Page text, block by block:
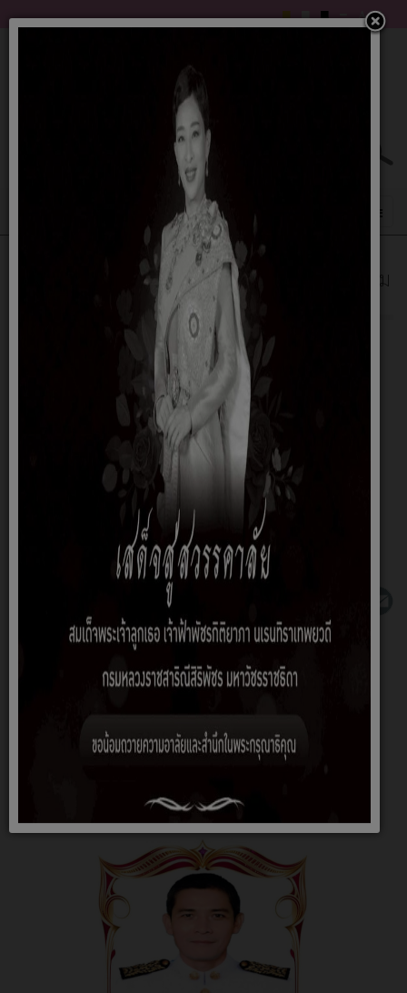
แผนพัฒนาท้องถิ่น 4 ปี (พ.ศ. 2561 - 2564) เพิ่ม
เติม เปลี่ยนแปลง (ฉบับที่ 1) พ.ศ. 2561